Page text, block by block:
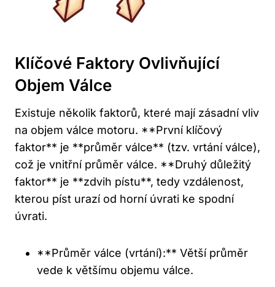
Klíčové Faktory Ovlivňující
Objem Válce
Existuje několik faktorů, které mají zásadní vliv
na objem válce ⁣motoru. **První​ klíčový
faktor** je **průměr válce** (tzv. vrtání válce),
což je vnitřní průměr válce. **Druhý důležitý
faktor** je **zdvih pístu**, tedy vzdálenost,
kterou píst urazí od horní úvrati ke spodní
úvrati.
**Průměr válce (vrtání):** Větší průměr
vede k většímu ​objemu válce.